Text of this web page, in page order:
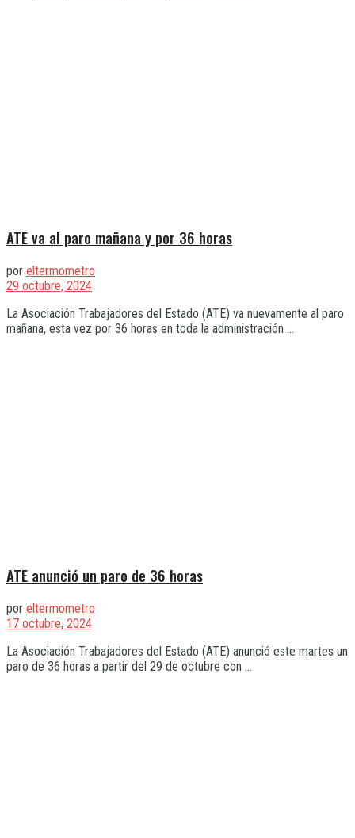
ATE va al paro mañana y por 36 horas
por eltermometro
29 octubre, 2024
La Asociación Trabajadores del Estado (ATE) va nuevamente al paro
mañana, esta vez por 36 horas en toda la administración ...
ATE anunció un paro de 36 horas
por eltermometro
17 octubre, 2024
La Asociación Trabajadores del Estado (ATE) anunció este martes un
paro de 36 horas a partir del 29 de octubre con ...